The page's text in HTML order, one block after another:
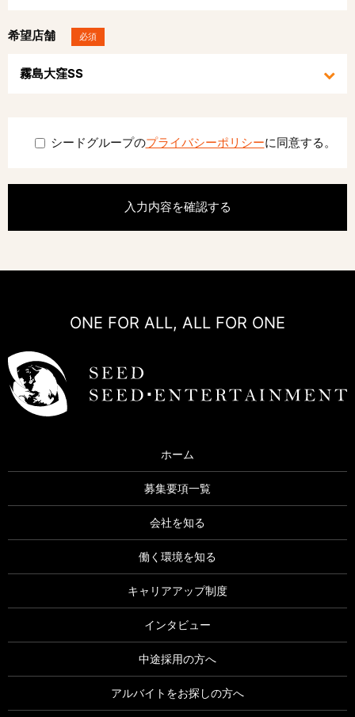
希望店舗 必須
シードグループのプライバシーポリシーに同意する。
ONE FOR ALL, ALL FOR ONE
ホーム
募集要項一覧
会社を知る
働く環境を知る
キャリアアップ制度
インタビュー
中途採用の方へ
アルバイトをお探しの方へ